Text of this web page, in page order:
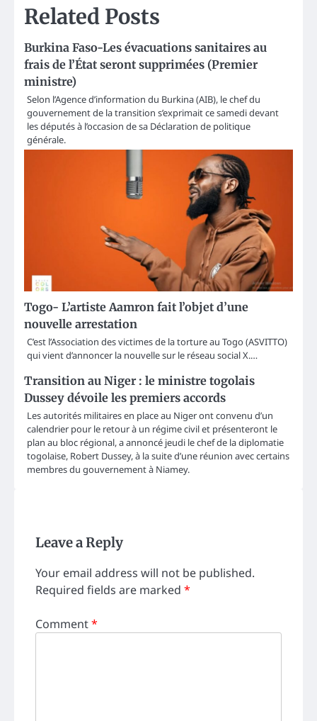
Related Posts
Burkina Faso-Les évacuations sanitaires au
frais de l’État seront supprimées (Premier
ministre)
Selon l’Agence d’information du Burkina (AIB), le chef du
gouvernement de la transition s’exprimait ce samedi devant
les députés à l’occasion de sa Déclaration de politique
générale.
Togo- L’artiste Aamron fait l’objet d’une
nouvelle arrestation
C’est l’Association des victimes de la torture au Togo (ASVITTO)
qui vient d’annoncer la nouvelle sur le réseau social X.…
Transition au Niger : le ministre togolais
Dussey dévoile les premiers accords
Les autorités militaires en place au Niger ont convenu d’un
calendrier pour le retour à un régime civil et présenteront le
plan au bloc régional, a annoncé jeudi le chef de la diplomatie
togolaise, Robert Dussey, à la suite d’une réunion avec certains
membres du gouvernement à Niamey.
Leave a Reply
Your email address will not be published.
Required fields are marked *
Comment*